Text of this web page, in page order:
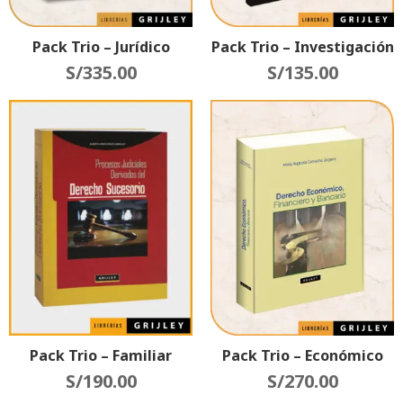
Pack Trio – Jurídico
S/335.00
Pack Trio – Investigación
S/135.00
Pack Trio – Familiar
S/190.00
Pack Trio – Económico
S/270.00